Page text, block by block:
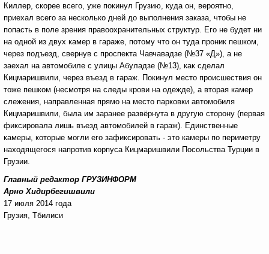
Киллер, скорее всего, уже покинул Грузию, куда он, вероятно,
приехал всего за несколько дней до выполнения заказа, чтобы не
попасть в поле зрения правоохранительных структур. Его не будет ни
на одной из двух камер в гараже, потому что он туда проник пешком,
через подъезд, свернув с проспекта Чавчавадзе (№37 «Д»), а не
заехал на автомобиле с улицы Абуладзе (№13), как сделал
Кицмаришвили, через въезд в гараж. Покинул место происшествия он
тоже пешком (несмотря на следы крови на одежде), а вторая камер
слежения, направленная прямо на место парковки автомобиля
Кицмаришвили, была им заранее развёрнута в другую сторону (первая
фиксировала лишь въезд автомобилей в гараж). Единственные
камеры, которые могли его зафиксировать - это камеры по периметру
находящегося напротив корпуса Кицмаришвили Посольства Турции в
Грузии.
Главный редактор ГРУЗИНФОРМ
Арно Хидирбегишвили
17 июля 2014 года
Грузия, Тбилиси